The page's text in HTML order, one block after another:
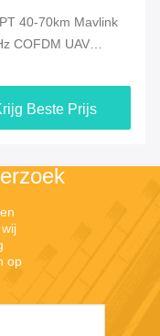
40-70km Mavlink
COFDM UAV
UP/Downlink
Beste Prijs
op